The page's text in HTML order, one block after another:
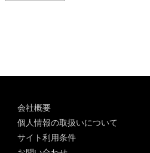
会社概要
個人情報の取扱いについて
サイト利用条件